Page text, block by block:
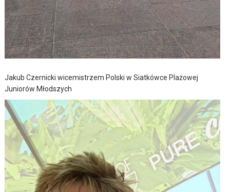
Jakub Czernicki wicemistrzem Polski w Siatkówce Plażowej
Juniorów Młodszych